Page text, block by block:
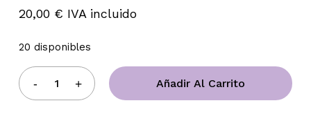
20,00 € IVA incluido
20 disponibles
Añadir Al Carrito